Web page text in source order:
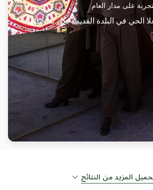
على مدار العام
الحي في البلدة القديمة بكل تفاصيلها
المزيد من النتائج